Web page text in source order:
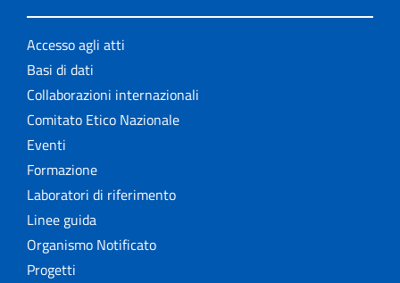
Accesso agli atti
Basi di dati
Collaborazioni internazionali
Comitato Etico Nazionale
Eventi
Formazione
Laboratori di riferimento
Linee guida
Organismo Notificato
Progetti